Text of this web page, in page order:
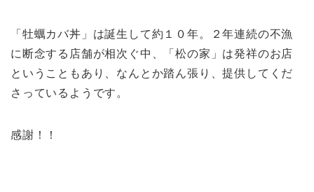
「牡蠣カバ丼」は誕生して約１０年。２年連続の不漁
に断念する店舗が相次ぐ中、「松の家」は発祥のお店
ということもあり、なんとか踏ん張り、提供してくだ
さっているようです。
感謝！！